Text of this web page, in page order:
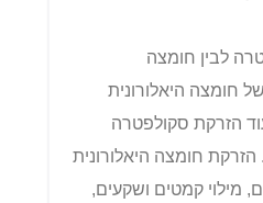
לבין חומצה
חומצה היאלורונית
הזרקת סקולפטרה
חומצה היאלורונית
מילוי קמטים ושקעים,